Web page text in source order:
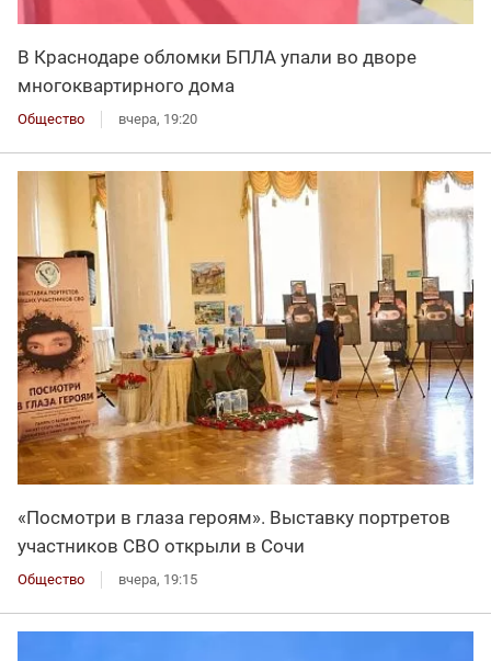
В Краснодаре обломки БПЛА упали во дворе
многоквартирного дома
Общество вчера, 19:20
«Посмотри в глаза героям». Выставку портретов
участников СВО открыли в Сочи
Общество вчера, 19:15